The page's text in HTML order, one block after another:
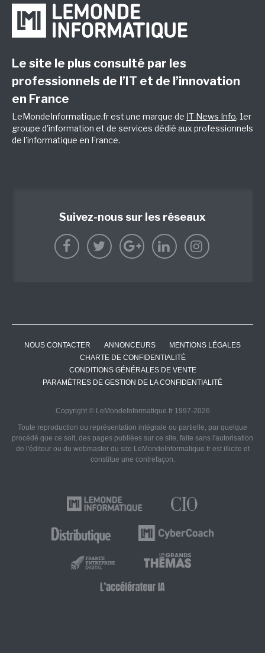
Le site le plus consulté par les
professionnels de l’IT et de l’innovation
en France
LeMondeInformatique.fr est une marque de IT News Info, 1er
groupe d'information et de services dédié aux professionnels
de l'informatique en France.
Suivez-nous sur les réseaux
NOUS CONTACTER ANNONCEURS
MENTIONS LÉGALES
CHARTE DE CONFIDENTIALITÉ
CONDITIONS GÉNÉRALES DE VENTE
PARAMÈTRES DE GESTION DE LA CONFIDENTIALITÉ
Copyright © LeMondeInformatique.fr 1997-2026
Toute reproduction ou représentation intégrale ou partielle, par quelque
procédé que ce soit, des pages publiées sur ce site, faite sans l'autorisation
de l'éditeur ou du webmaster du site LeMondeInformatique.fr est illicite et
constitue une contrefaçon.